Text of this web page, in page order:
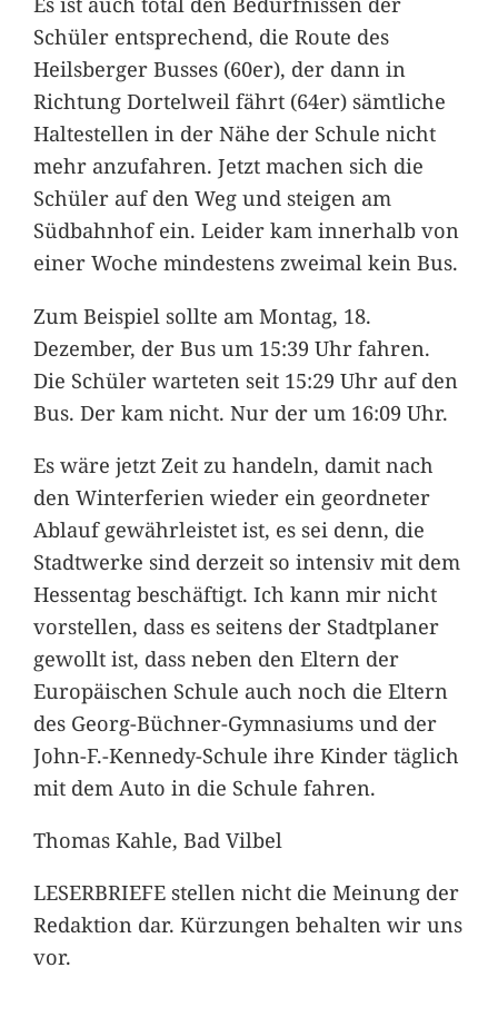
Schüler entsprechend, die Route des
Heilsberger Busses (60er), der dann in
Richtung Dortelweil fährt (64er) sämtliche
Haltestellen in der Nähe der Schule nicht
mehr anzufahren. Jetzt machen sich die
Schüler auf den Weg und steigen am
Südbahnhof ein. Leider kam innerhalb von
einer Woche mindestens zweimal kein Bus.
Zum Beispiel sollte am Montag, 18.
Dezember, der Bus um 15:39 Uhr fahren.
Die Schüler warteten seit 15:29 Uhr auf den
Bus. Der kam nicht. Nur der um 16:09 Uhr.
Es wäre jetzt Zeit zu handeln, damit nach
den Winterferien wieder ein geordneter
Ablauf gewährleistet ist, es sei denn, die
Stadtwerke sind derzeit so intensiv mit dem
Hessentag beschäftigt. Ich kann mir nicht
vorstellen, dass es seitens der Stadtplaner
gewollt ist, dass neben den Eltern der
Europäischen Schule auch noch die Eltern
des Georg-Büchner-Gymnasiums und der
John-F.-Kennedy-Schule ihre Kinder täglich
mit dem Auto in die Schule fahren.
Thomas Kahle, Bad Vilbel
LESERBRIEFE stellen nicht die Meinung der
Redaktion dar. Kürzungen behalten wir uns
vor.